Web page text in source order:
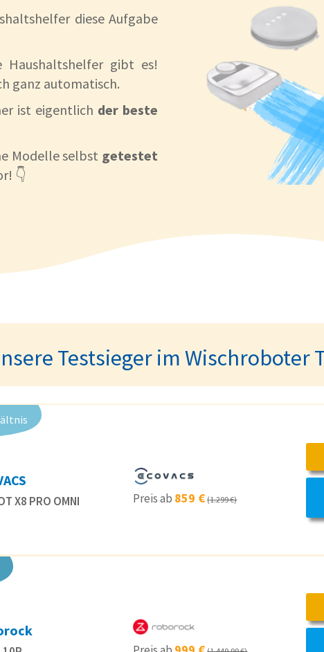
diese Aufgabe
gibt es!
ganz automatisch.
ist eigentlich der beste
Modelle selbst getestet
👇
Testsieger im Wischroboter
X8 PRO OMNI Preis ab 859 € (1.299 €)